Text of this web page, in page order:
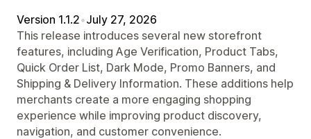
Version 1.1.2•July 27, 2026
This release introduces several new storefront
features, including Age Verification, Product Tabs,
Quick Order List, Dark Mode, Promo Banners, and
Shipping & Delivery Information. These additions help
merchants create a more engaging shopping
experience while improving product discovery,
navigation, and customer convenience.